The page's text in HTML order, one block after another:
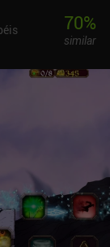
afiado com
com feitiços
um pouco
exploração um
experiência para
que,
como uma
70%
similar